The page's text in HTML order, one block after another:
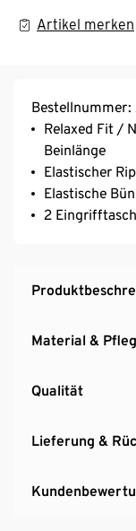
Artikel merken
Relaxed Fit /
Beinlänge
Elastischer
Elastische
2
Material &
Qualität
Lieferung &